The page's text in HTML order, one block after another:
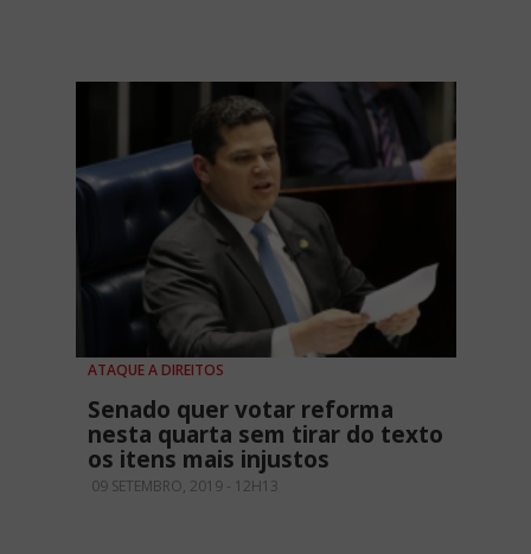
ATAQUE A DIREITOS
Senado quer votar reforma
nesta quarta sem tirar do texto
os itens mais injustos
09 SETEMBRO, 2019 - 12H13